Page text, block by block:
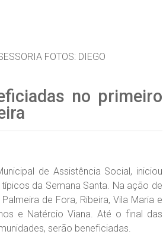
FOTOS: DIEGO
no primeiro
de Assistência Social, iniciou
da Semana Santa. Na ação de
de Fora, Ribeira, Vila Maria e
e Natércio Viana. Até o final das
serão beneficiadas.